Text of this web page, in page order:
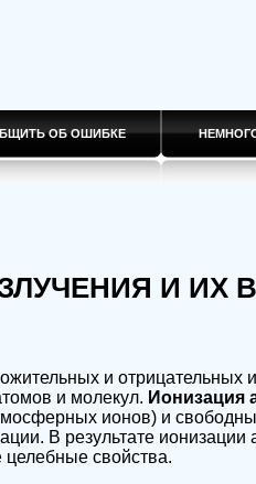
ОБ ОШИБКЕ
И ИХ
и отрицательных
и молекул. Ионизация
ионов) и
В результате
целебные свойства.